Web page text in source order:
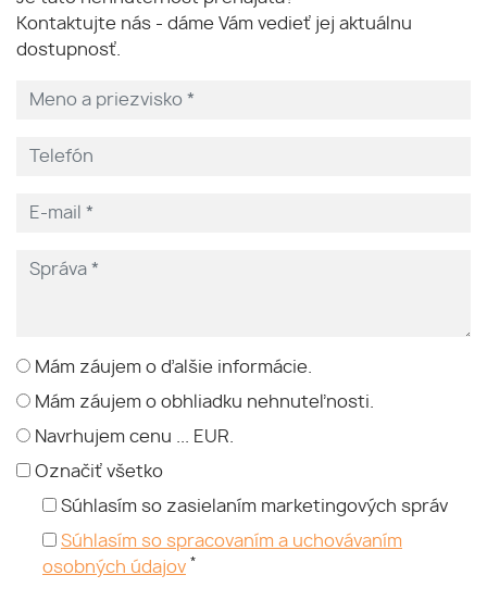
Kontaktujte nás - dáme Vám vedieť jej aktuálnu
dostupnosť.
Mám záujem o ďalšie informácie.
Mám záujem o obhliadku nehnuteľnosti.
Navrhujem cenu ... EUR.
Označiť všetko
Súhlasím so zasielaním marketingových správ
Súhlasím so spracovaním a uchovávaním
osobných údajov *